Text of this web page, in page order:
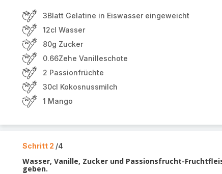
3Blatt Gelatine in Eiswasser eingeweicht
12cl Wasser
80g Zucker
0.66Zehe Vanilleschote
2 Passionfrüchte
30cl Kokosnussmilch
1 Mango
Schritt 2 /4
Wasser, Vanille, Zucker und Passionsfrucht-
geben.